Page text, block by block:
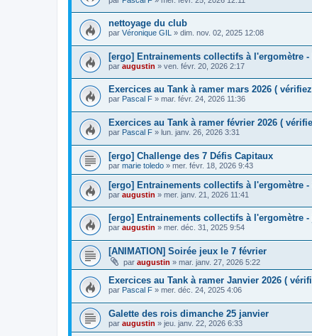
nettoyage du club
par Véronique GIL » dim. nov. 02, 2025 12:08
[ergo] Entrainements collectifs à l'ergomètre -
par augustin » ven. févr. 20, 2026 2:17
Exercices au Tank à ramer mars 2026 (
par Pascal F » mar. févr. 24, 2026 11:36
Exercices au Tank à ramer février 2026 (
par Pascal F » lun. janv. 26, 2026 3:31
[ergo] Challenge des 7 Défis Capitaux
par marie toledo » mer. févr. 18, 2026 9:43
[ergo] Entrainements collectifs à l'ergomètre -
par augustin » mer. janv. 21, 2026 11:41
[ergo] Entrainements collectifs à l'ergomètre -
par augustin » mer. déc. 31, 2025 9:54
[ANIMATION] Soirée jeux le 7 février
par augustin » mar. janv. 27, 2026 5:22
Exercices au Tank à ramer Janvier 2026 (
par Pascal F » mer. déc. 24, 2025 4:06
Galette des rois dimanche 25 janvier
par augustin » jeu. janv. 22, 2026 6:33